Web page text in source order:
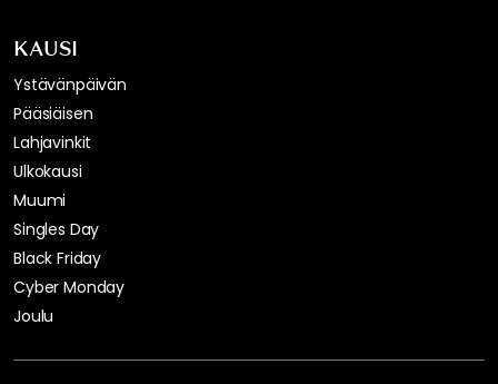
KAUSI
Ystävänpäivän
Pääsiäisen
Lahjavinkit
Ulkokausi
Muumi
Singles Day
Black Friday
Cyber Monday
Joulu